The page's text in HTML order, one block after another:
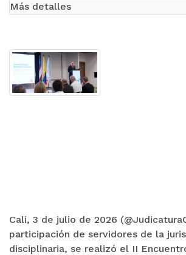
Cali, 3 de julio de 2026
participación de servidores de la
disciplinaria, se realizó el II
Más detalles